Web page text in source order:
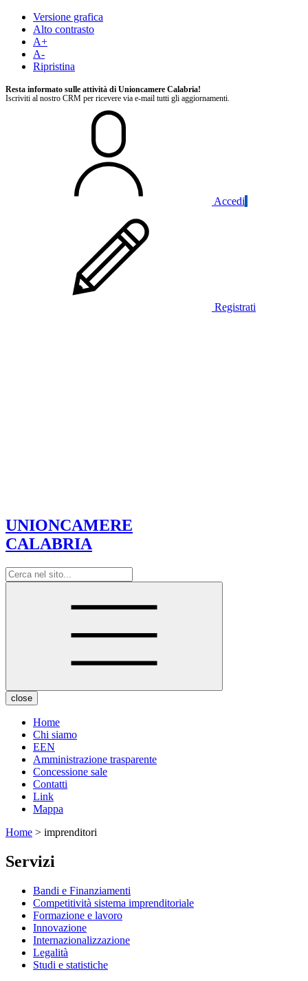
Versione grafica
Alto contrasto
A+
A-
Ripristina
Resta informato sulle attività di Unioncamere Calabria!
Iscriviti al nostro CRM per ricevere via e-mail tutti gli aggiornamenti.
Accedi
Registrati
UNIONCAMERE
CALABRIA
close
Home
Chi siamo
EEN
Amministrazione trasparente
Concessione sale
Contatti
Link
Mappa
Home > imprenditori
Servizi
Bandi e Finanziamenti
Competitività sistema imprenditoriale
Formazione e lavoro
Innovazione
Internazionalizzazione
Legalità
Studi e statistiche